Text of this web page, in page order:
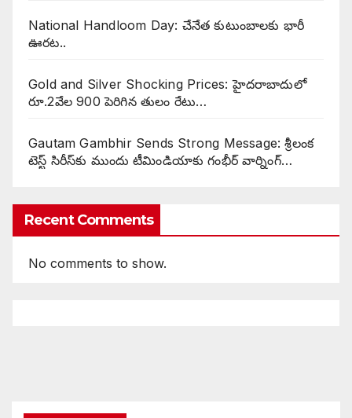
National Handloom Day: చేనేత కుటుంబాలకు భారీ
ఊరట..
Gold and Silver Shocking Prices: హైదరాబాదులో
రూ.2వేల 900 పెరిగిన తులం రేటు…
Gautam Gambhir Sends Strong Message: శ్రీలంక
టెస్ట్ సిరీస్‌కు ముందు టీమిండియాకు గంభీర్ వార్నింగ్…
Recent Comments
No comments to show.